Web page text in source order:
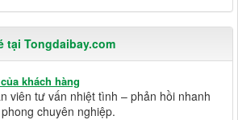
tại Tongdaibay.com
khách hàng
viên tư vấn nhiệt tình – phản hồi nhanh
chuyên nghiệp.